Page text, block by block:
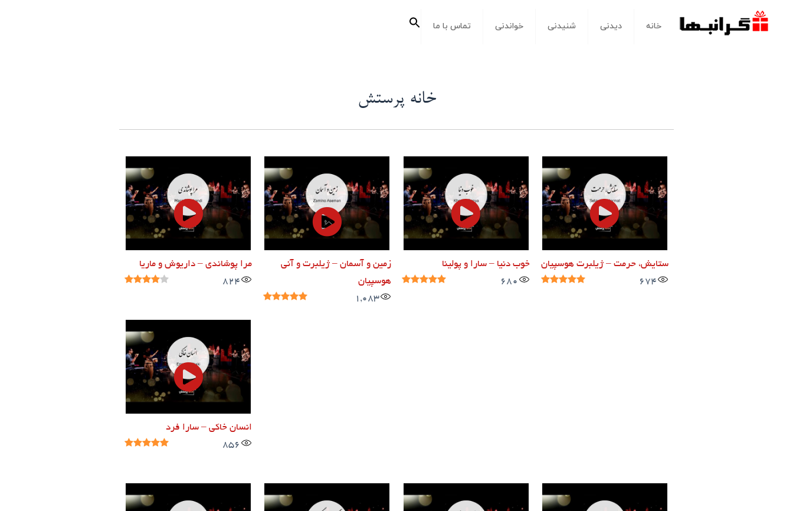
خانه دیدنی شنیدنی خواندنی تماس با ما
جستجو
برای:
دکمه جستجو
خانه پرستش
ستایش، حرمت – ژیلبرت هوسپیان
674
خوب دنیا – سارا و پولینا
680
زمین و آسمان – ژیلبرت و آنی
هوسپیان
1,083
مرا پوشاندی – داریوش و ماریا
824
انسان خاکی – سارا فرد
856